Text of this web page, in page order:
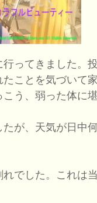
ってきました。
ことを気づいて
う、弱った体に堪
が、天気が日中
でした。これは